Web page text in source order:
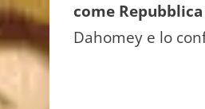
come
Dahomey e lo